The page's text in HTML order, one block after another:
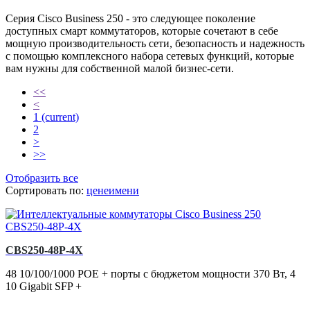
Серия Cisco Business 250 - это следующее поколение
доступных смарт коммутаторов, которые сочетают в себе
мощную производительность сети, безопасность и надежность
с помощью комплексного набора сетевых функций, которые
вам нужны для собственной малой бизнес-сети.
<<
<
1 (current)
2
>
>>
Отобразить все
Сортировать по: ценеимени
CBS250-48P-4X
48 10/100/1000 POE + порты с бюджетом мощности 370 Вт, 4
10 Gigabit SFP +